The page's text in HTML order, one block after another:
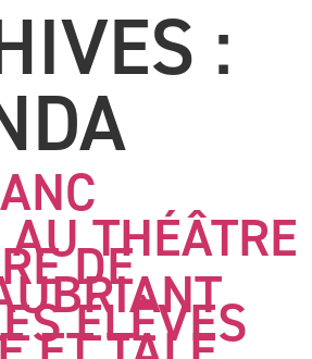
:
THÉÂTRE
DE
ÉLÈVES